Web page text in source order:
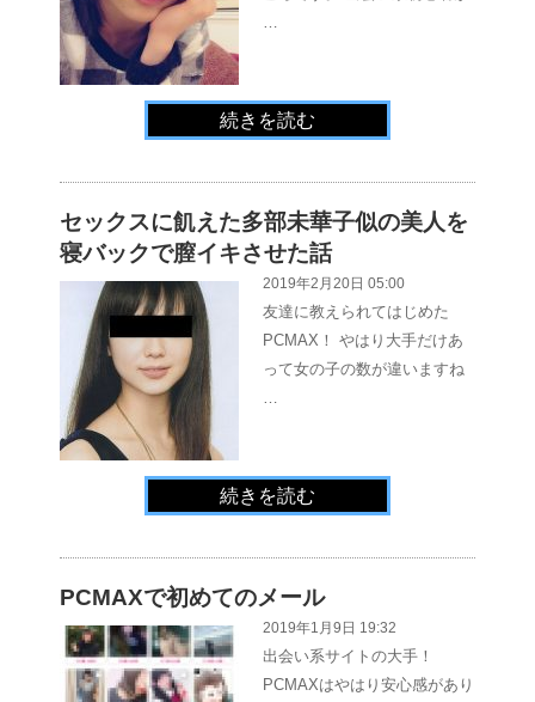
続きを読む
セックスに飢えた多部未華子似の美人を
寝バックで膣イキさせた話
2019年2月20日 05:00
友達に教えられてはじめた
PCMAX！ やはり大手だけあ
って女の子の数が違いますね
続きを読む
PCMAXで初めてのメール
2019年1月9日 19:32
出会い系サイトの大手！
PCMAXはやはり安心感があり